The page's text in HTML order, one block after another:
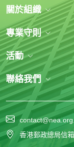
香港郵政總局信
關於組織
專業守則
活動
聯絡我們